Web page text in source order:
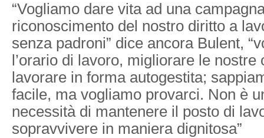
“Vogliamo dare vita ad una
riconoscimento del nostro diritto a
senza padroni” dice ancora Bulent,
l’orario di lavoro, migliorare le
lavorare in forma autogestita;
facile, ma vogliamo provarci. Non è
necessità di mantenere il posto di
sopravvivere in maniera dignitosa”